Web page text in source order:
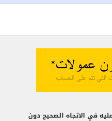
في الاتجاه الصحيح دون